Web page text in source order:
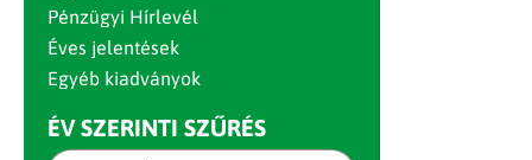
Pénzügyi Hírlevél
Éves jelentések
Egyéb kiadványok
ÉV SZERINTI SZŰRÉS